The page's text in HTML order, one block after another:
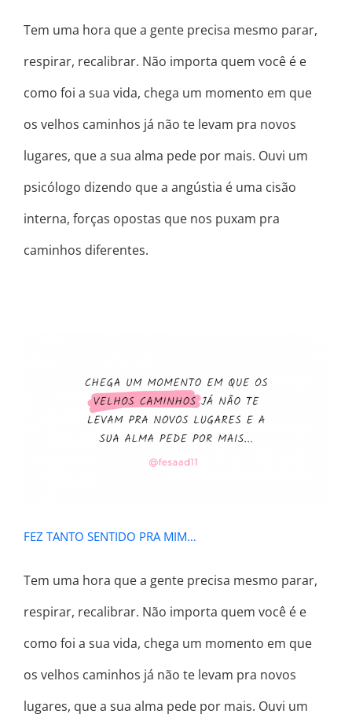
Tem uma hora que a gente precisa mesmo parar,
respirar, recalibrar. Não importa quem você é e
como foi a sua vida, chega um momento em que
os velhos caminhos já não te levam pra novos
lugares, que a sua alma pede por mais. Ouvi um
psicólogo dizendo que a angústia é uma cisão
interna, forças opostas que nos puxam pra
caminhos diferentes.
FEZ TANTO SENTIDO PRA MIM…
FEZ TANTO SENTIDO PRA MIM…
Tem uma hora que a gente precisa mesmo parar,
respirar, recalibrar. Não importa quem você é e
como foi a sua vida, chega um momento em que
os velhos caminhos já não te levam pra novos
lugares, que a sua alma pede por mais. Ouvi um